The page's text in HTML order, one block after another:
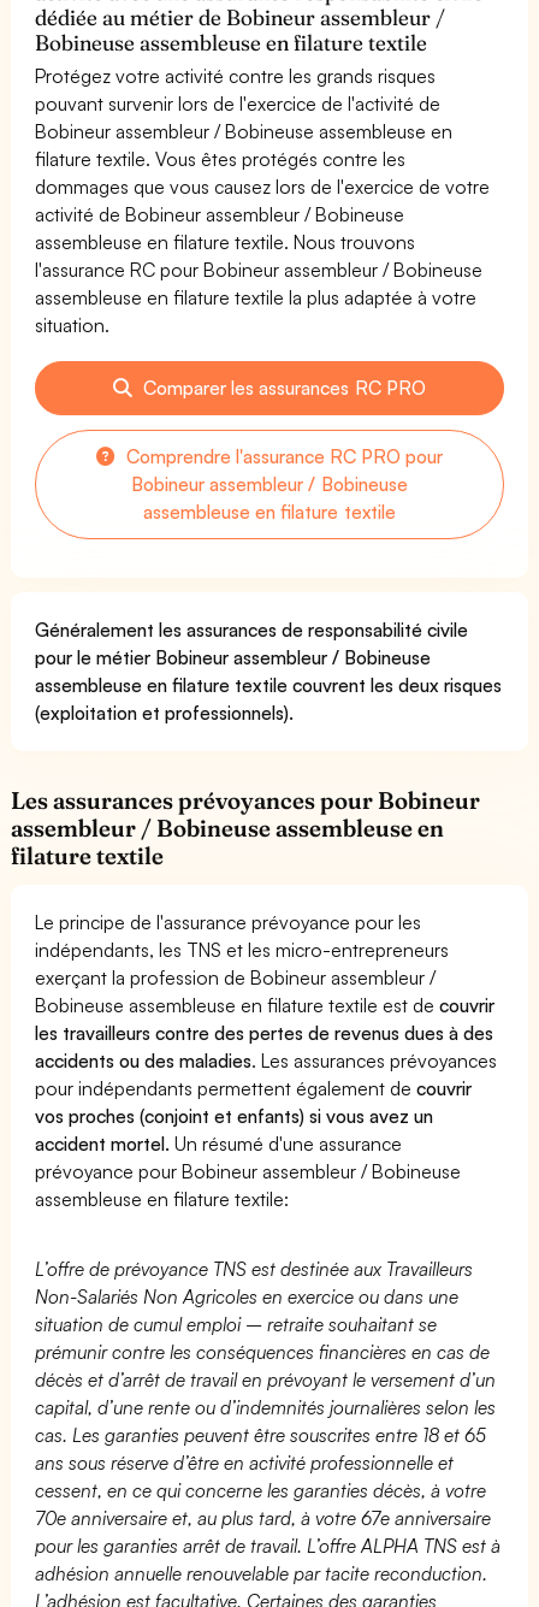
dédiée au métier de Bobineur assembleur /
Bobineuse assembleuse en filature textile
Protégez votre activité contre les grands risques
pouvant survenir lors de l'exercice de l'activité de
Bobineur assembleur / Bobineuse assembleuse en
filature textile. Vous êtes protégés contre les
dommages que vous causez lors de l'exercice de votre
activité de Bobineur assembleur / Bobineuse
assembleuse en filature textile. Nous trouvons
l'assurance RC pour Bobineur assembleur / Bobineuse
assembleuse en filature textile la plus adaptée à votre
situation.
Comparer les assurances RC PRO
Comprendre l'assurance RC PRO pour
Bobineur assembleur / Bobineuse
assembleuse en filature textile
Généralement les assurances de responsabilité civile
pour le métier Bobineur assembleur / Bobineuse
assembleuse en filature textile couvrent les deux risques
(exploitation et professionnels).
Les assurances prévoyances pour Bobineur
assembleur / Bobineuse assembleuse en
filature textile
Le principe de l'assurance prévoyance pour les
indépendants, les TNS et les micro-entrepreneurs
exerçant la profession de Bobineur assembleur /
Bobineuse assembleuse en filature textile est decouvrir
les travailleurs contre des pertes de revenus dues à des
accidents ou des maladies. Les assurances prévoyances
pour indépendants permettent également decouvrir
vos proches (conjoint et enfants) si vous avez un
accident mortel. Un résumé d'une assurance
prévoyance pour Bobineur assembleur / Bobineuse
assembleuse en filature textile:
L’offre de prévoyance TNS est destinée aux Travailleurs
Non-Salariés Non Agricoles en exercice ou dans une
situation de cumul emploi – retraite souhaitant se
prémunir contre les conséquences financières en cas de
décès et d’arrêt de travail en prévoyant le versement d’un
capital, d’une rente ou d’indemnités journalières selon les
cas. Les garanties peuvent être souscrites entre 18 et 65
ans sous réserve d’être en activité professionnelle et
cessent, en ce qui concerne les garanties décès, à votre
70e anniversaire et, au plus tard, à votre 67e anniversaire
pour les garanties arrêt de travail. L’offre ALPHA TNS est à
adhésion annuelle renouvelable par tacite reconduction.
L’adhésion est facultative. Certaines des garanties